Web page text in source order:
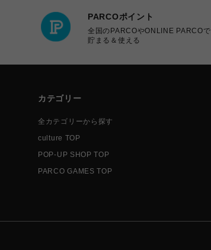
PARCOポイント
全国のPARCOやONLINE PARCOで
貯まる＆使える
カテゴリー
全カテゴリーから探す
culture TOP
POP-UP SHOP TOP
PARCO GAMES TOP